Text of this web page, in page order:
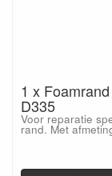
1 x
D335
Voor reparatie
rand. Met